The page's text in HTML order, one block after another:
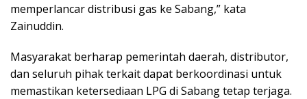
memperlancar distribusi gas ke Sabang,” kata
Zainuddin.
Masyarakat berharap pemerintah daerah, distributor,
dan seluruh pihak terkait dapat berkoordinasi untuk
memastikan ketersediaan LPG di Sabang tetap terjaga.